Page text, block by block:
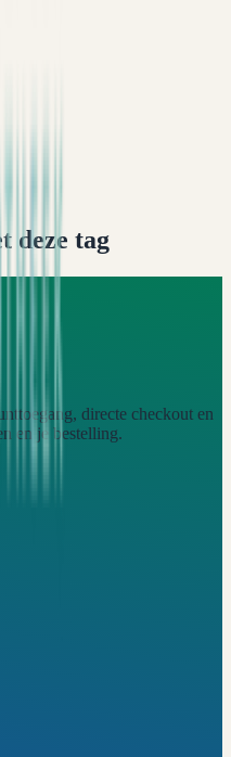
deze tag
directe checkout en
en je bestelling.